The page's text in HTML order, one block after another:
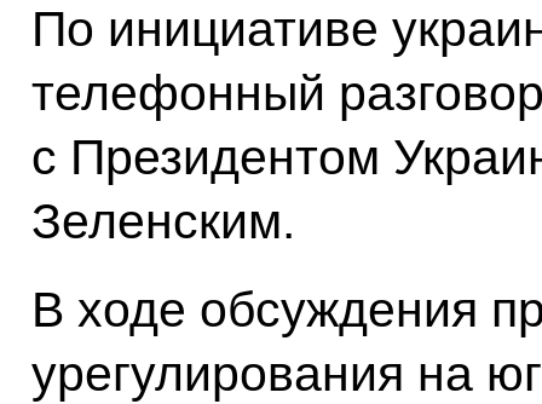
По инициативе
телефонный
с Президентом
Зеленским.
В ходе обсуждения
урегулирования на